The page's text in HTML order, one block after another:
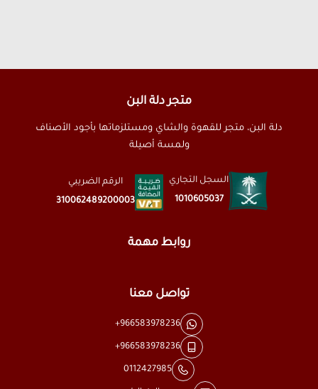
متجر دلة البن
دلة البن، متجر للقهوة والشاي ومستلزماتها بأجود الأصناف
ولمسة أصيلة
السجل التجاري
1010605037
الرقم الضريبي
310062489200003
روابط مهمة
تواصل معنا
+966583978236
+966583978236
0112427985